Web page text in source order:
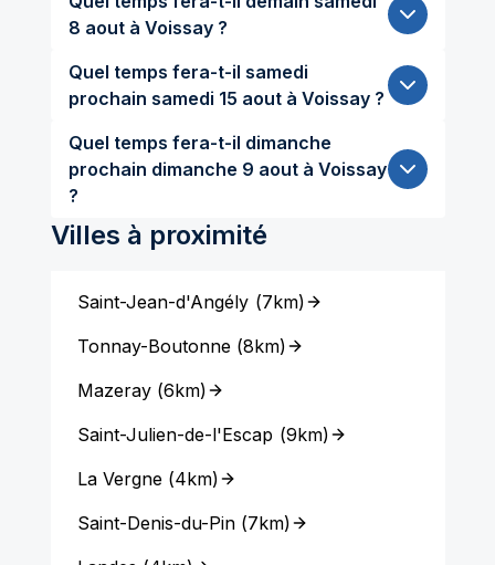
8 aout à Voissay ?
Quel temps fera-t-il samedi
prochain samedi 15 aout à Voissay ?
Quel temps fera-t-il dimanche
prochain dimanche 9 aout à Voissay
?
Villes à proximité
Saint-Jean-d'Angély (7km)
Tonnay-Boutonne(8km)
Mazeray(6km)
Saint-Julien-de-l'Escap (9km)
La Vergne(4km)
Saint-Denis-du-Pin(7km)